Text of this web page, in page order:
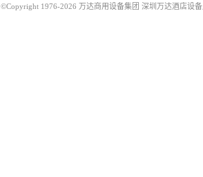
©Copyright 1976-2026 万达商用设备集团 深圳万达酒店设